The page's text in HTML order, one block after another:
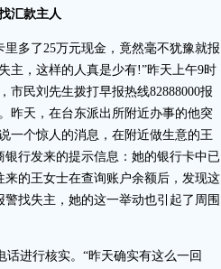
汇款主人
多了25万元现金，竟然毫不犹豫就报
主，这样的人真是少有!”昨天上午9时
市民刘先生拨打早报热线82888000报
昨天，在台东派出所附近办事的他突
一个惊人的消息，在附近做生意的王
行发来的提示信息：她的银行卡中已
的王女士在查询账户余额后，发现这
找失主，她的这一举动也引起了周围
进行核实。“昨天确实有这么一回